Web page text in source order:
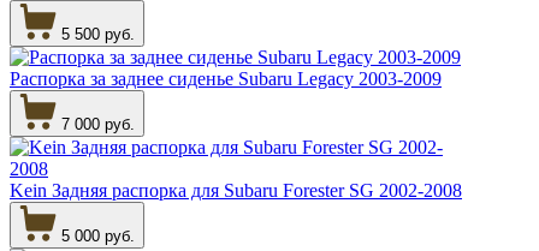
5 500 руб.
Распорка за заднее сиденье Subaru Legacy 2003-2009
7 000 руб.
Kein Задняя распорка для Subaru Forester SG 2002-2008
5 000 руб.